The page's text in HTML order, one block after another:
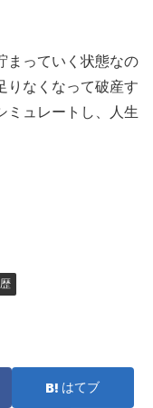
まっていく状態なの
りなくなって破産す
ミュレートし、人生
はてブ